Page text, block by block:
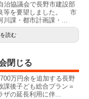
協議会で長野市建設部
等を要望しました。 市
川課・都市計画課・...
読む
閉じる
万円余を追加する長野
後子ども総合プラン＝
ザの延長利用に伴...